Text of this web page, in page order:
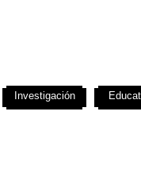
Investigación